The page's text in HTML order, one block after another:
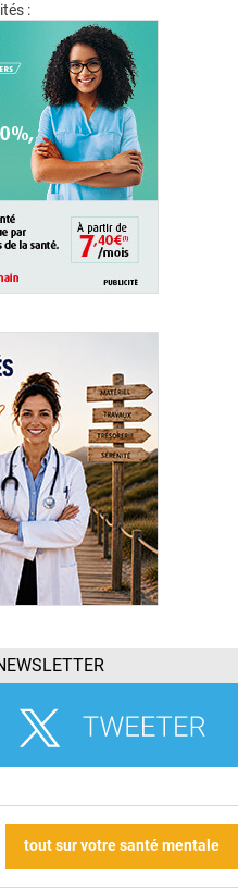
:
tout sur votre santé mentale